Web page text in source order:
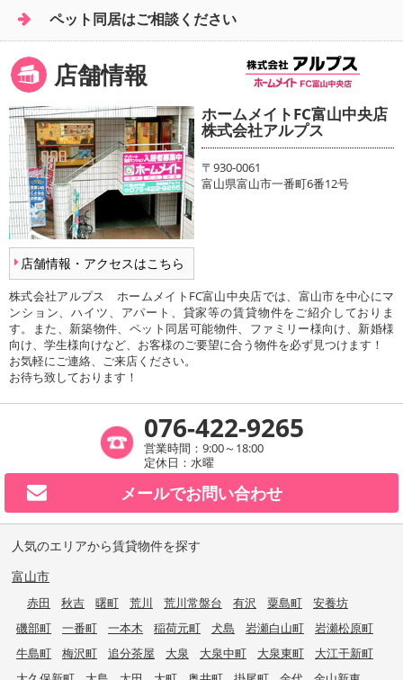
ペット同居はご相談ください
店舗情報
店舗情報・アクセスはこちら
ホームメイトFC富山中央店
株式会社アルプス
〒930-0061
富山県富山市一番町6番12号
株式会社アルプス ホームメイトFC富山中央店では、富山市を中心にマ
ンション、ハイツ、アパート、貸家等の賃貸物件をご紹介しておりま
す。また、新築物件、ペット同居可能物件、ファミリー様向け、新婚様
向け、学生様向けなど、お客様のご要望に合う物件を必ず見つけます！
お気軽にご連絡、ご来店ください。
お待ち致しております！
076-422-9265
営業時間：9:00～18:00
定休日：水曜
メールでお問い合わせ
人気のエリアから賃貸物件を探す
富山市
赤田 秋吉 曙町 荒川 荒川常盤台 有沢 粟島町
安養坊
磯部町
一番町 一本木 稲荷元町 犬島 岩瀬白山町
岩瀬松原町
牛島町
梅沢町 追分茶屋 大泉 大泉中町 大泉東町
大江干新町